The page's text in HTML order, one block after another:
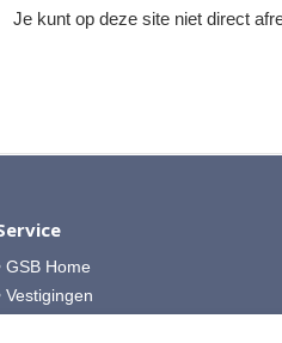
Je kunt op deze site niet direct
GSB Home
Vestigingen